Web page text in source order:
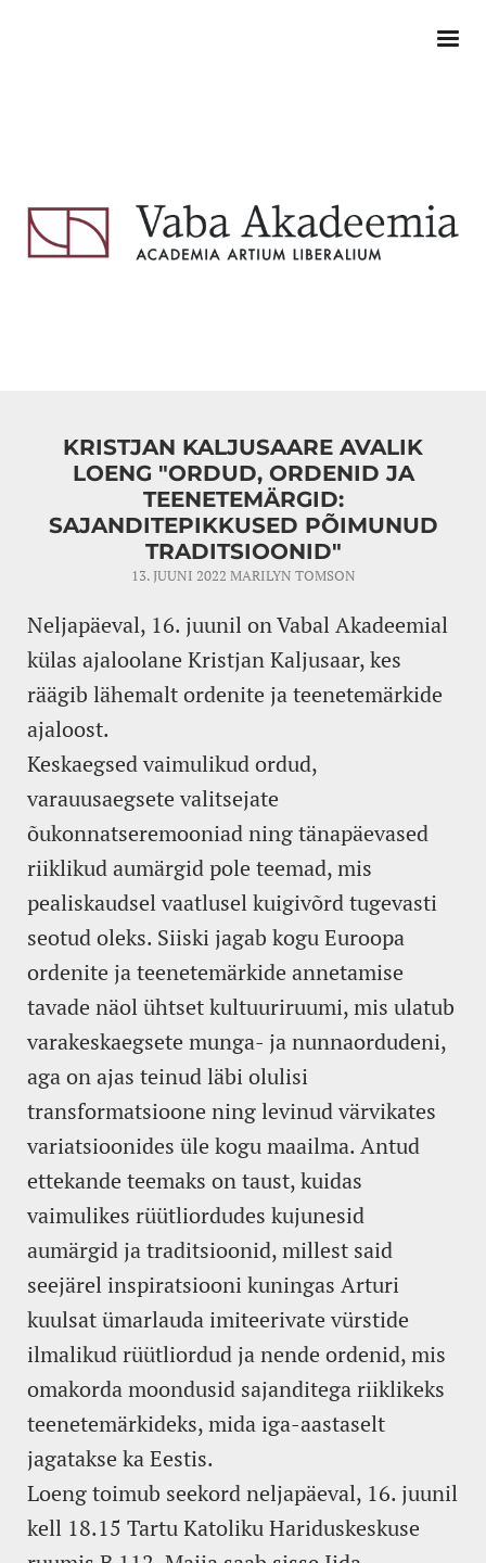
KRISTJAN KALJUSAARE AVALIK
LOENG "ORDUD, ORDENID JA
TEENETEMÄRGID:
SAJANDITEPIKKUSED PÕIMUNUD
TRADITSIOONID"
13. JUUNI 2022 MARILYN TOMSON
Neljapäeval, 16. juunil on Vabal Akadeemial
külas ajaloolane Kristjan Kaljusaar, kes
räägib lähemalt ordenite ja teenetemärkide
ajaloost.
Keskaegsed vaimulikud ordud,
varauusaegsete valitsejate
õukonnatseremooniad ning tänapäevased
riiklikud aumärgid pole teemad, mis
pealiskaudsel vaatlusel kuigivõrd tugevasti
seotud oleks. Siiski jagab kogu Euroopa
ordenite ja teenetemärkide annetamise
tavade näol ühtset kultuuriruumi, mis ulatub
varakeskaegsete munga- ja nunnaordudeni,
aga on ajas teinud läbi olulisi
transformatsioone ning levinud värvikates
variatsioonides üle kogu maailma. Antud
ettekande teemaks on taust, kuidas
vaimulikes rüütliordudes kujunesid
aumärgid ja traditsioonid, millest said
seejärel inspiratsiooni kuningas Arturi
kuulsat ümarlauda imiteerivate vürstide
ilmalikud rüütliordud ja nende ordenid, mis
omakorda moondusid sajanditega riiklikeks
teenetemärkideks, mida iga-aastaselt
jagatakse ka Eestis.
Loeng toimub seekord neljapäeval, 16. juunil
kell 18.15 Tartu Katoliku Hariduskeskuse